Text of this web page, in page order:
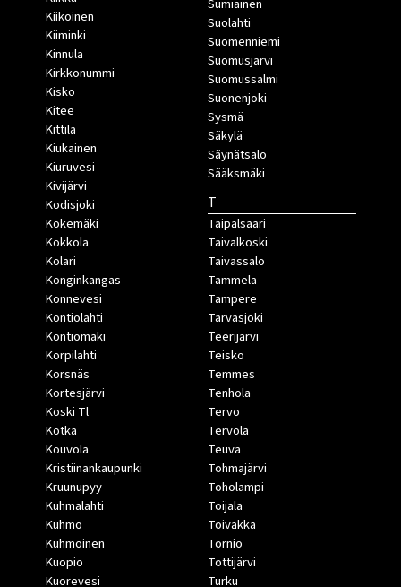
Kiikoinen
Kiiminki
Kinnula
Kirkkonummi
Kisko
Kitee
Kittilä
Kiukainen
Kiuruvesi
Kivijärvi
Kodisjoki
Kokemäki
Kokkola
Kolari
Konginkangas
Konnevesi
Kontiolahti
Kontiomäki
Korpilahti
Korsnäs
Kortesjärvi
Koski Tl
Kotka
Kouvola
Kristiinankaupunki
Kruunupyy
Kuhmalahti
Kuhmo
Kuhmoinen
Kuopio
Kuorevesi
Sumiainen
Suolahti
Suomenniemi
Suomusjärvi
Suomussalmi
Suonenjoki
Sysmä
Säkylä
Säynätsalo
Sääksmäki
T
Taipalsaari
Taivalkoski
Taivassalo
Tammela
Tampere
Tarvasjoki
Teerijärvi
Teisko
Temmes
Tenhola
Tervo
Tervola
Teuva
Tohmajärvi
Toholampi
Toijala
Toivakka
Tornio
Tottijärvi
Turku